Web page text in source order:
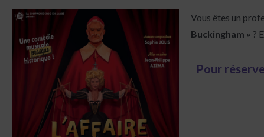
Vous êtes un
Buckingham » ?
Pour